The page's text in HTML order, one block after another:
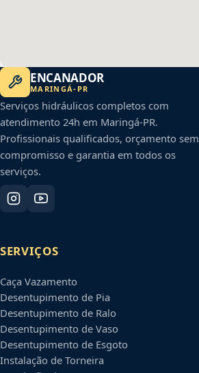
ENCANADOR
MARINGÁ- PR
Serviços hidráulicos completos com
atendimento 24h em Maringá-PR.
Profissionais qualificados, orçamento sem
compromisso e garantia em todos os
serviços.
SERVIÇOS
Caça Vazamento
Desentupimento de Pia
Desentupimento de Ralo
Desentupimento de Vaso
Desentupimento de Esgoto
Instalação de Torneira